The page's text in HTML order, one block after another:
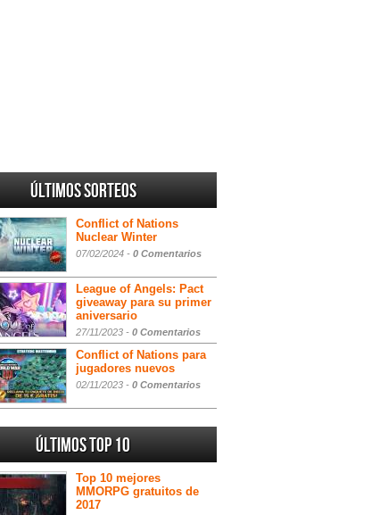
Últimos sorteos
Conflict of Nations
Nuclear Winter
07/02/2024 - 0 Comentarios
League of Angels: Pact
giveaway para su primer
aniversario
27/11/2023 - 0 Comentarios
Conflict of Nations para
jugadores nuevos
02/11/2023 - 0 Comentarios
Últimos Top 10
Top 10 mejores
MMORPG gratuitos de
2017